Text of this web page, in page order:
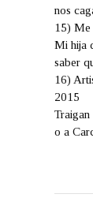
nos
15)
Mi hija
saber
16)
2015
o a